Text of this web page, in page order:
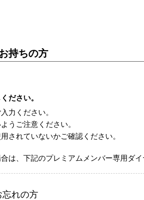
持ちの方
ださい。
力ください。
うご注意ください。
されていないかご確認ください。
は、下記のプレミアムメンバー専用ダイ
忘れの方